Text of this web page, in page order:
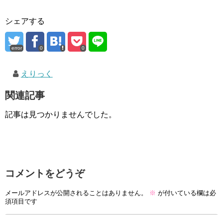
シェアする
error 0 0
えりっく
関連記事
記事は見つかりませんでした。
コメントをどうぞ
メールアドレスが公開されることはありません。 ※ が付いている欄は必
須項目です